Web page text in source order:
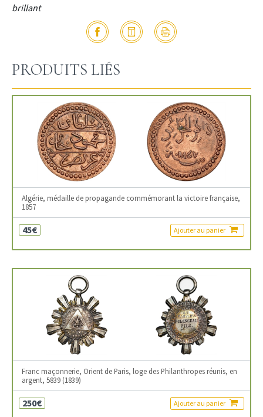
brillant
PRODUITS LIÉS
Algérie, médaille de propagande commémorant la victoire française,
1857
45€ Ajouter au panier
Franc maçonnerie, Orient de Paris, loge des Philanthropes réunis, en
argent, 5839 (1839)
250€ Ajouter au panier